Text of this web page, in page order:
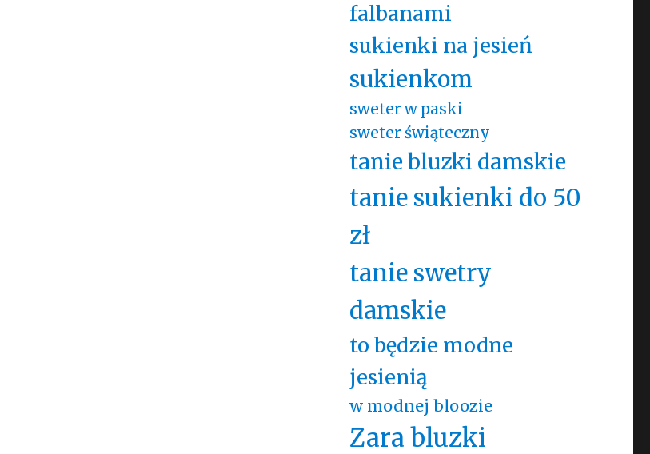
falbanami
sukienki na jesień
sukienkom
sweter w paski
sweter świąteczny
tanie bluzki damskie
tanie sukienki do 50
zł
tanie swetry
damskie
to będzie modne
jesienią
w modnej bloozie
Zara bluzki